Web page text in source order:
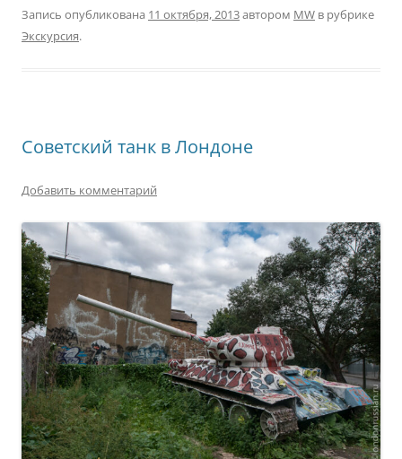
Запись опубликована 11 октября, 2013автором MW в рубрике
Экскурсия.
Советский танк в Лондоне
Добавить комментарий